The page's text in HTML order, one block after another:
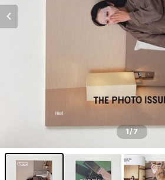
1/7